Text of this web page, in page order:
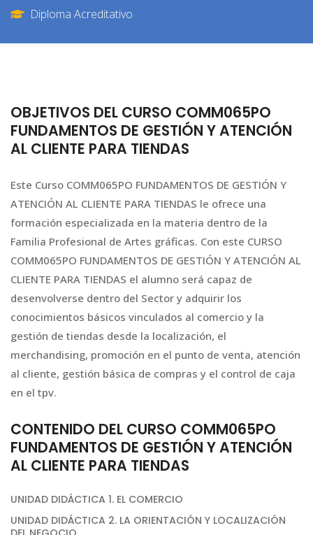
Diploma Acreditativo
OBJETIVOS DEL CURSO COMM065PO
FUNDAMENTOS DE GESTIÓN Y ATENCIÓN
AL CLIENTE PARA TIENDAS
Este Curso COMM065PO FUNDAMENTOS DE GESTIÓN Y
ATENCIÓN AL CLIENTE PARA TIENDAS le ofrece una
formación especializada en la materia dentro de la
Familia Profesional de Artes gráficas. Con este CURSO
COMM065PO FUNDAMENTOS DE GESTIÓN Y ATENCIÓN AL
CLIENTE PARA TIENDAS el alumno será capaz de
desenvolverse dentro del Sector y adquirir los
conocimientos básicos vinculados al comercio y la
gestión de tiendas desde la localización, el
merchandising, promoción en el punto de venta, atención
al cliente, gestión básica de compras y el control de caja
en el tpv.
CONTENIDO DEL CURSO COMM065PO
FUNDAMENTOS DE GESTIÓN Y ATENCIÓN
AL CLIENTE PARA TIENDAS
UNIDAD DIDÁCTICA 1. EL COMERCIO
UNIDAD DIDÁCTICA 2. LA ORIENTACIÓN Y LOCALIZACIÓN